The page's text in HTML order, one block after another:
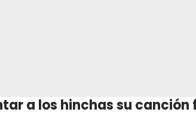
a los hinchas su